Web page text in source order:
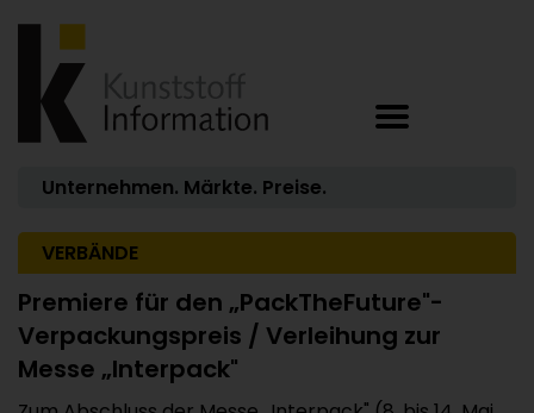
Unternehmen. Märkte. Preise.
VERBÄNDE
Premiere für den „PackTheFuture"-
Verpackungspreis / Verleihung zur
Messe „Interpack"